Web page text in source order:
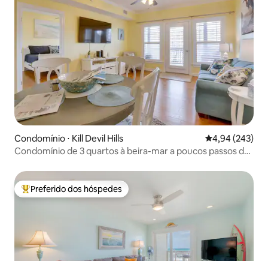
Condomínio ⋅ Kill Devil Hills 4,94 de uma
4,94 (243)
Condomínio de 3 quartos à beira-mar a poucos passos de
Entre os melhores preferidos dos hóspedes
Preferido dos hóspedes